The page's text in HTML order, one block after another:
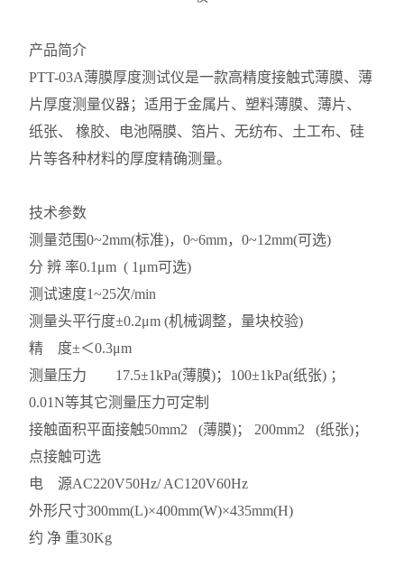
产品简介
PTT-03A薄膜厚度测试仪是一款高精度接触式薄膜、薄
片厚度测量仪器；适用于金属片、塑料薄膜、薄片、
纸张、 橡胶、电池隔膜、箔片、无纺布、土工布、硅
片等各种材料的厚度精确测量。
技术参数
测量范围0~2mm(标准)，0~6mm，0~12mm(可选)
分 辨 率0.1μm ( 1μm可选)
测试速度1~25次/min
测量头平行度±0.2μm (机械调整，量块校验)
精 度±＜0.3μm
测量压力 17.5±1kPa(薄膜)；100±1kPa(纸张) ；
0.01N等其它测量压力可定制
接触面积平面接触50mm2 (薄膜)； 200mm2 (纸张)；
点接触可选
电 源AC220V50Hz/ AC120V60Hz
外形尺寸300mm(L)×400mm(W)×435mm(H)
约 净 重30Kg